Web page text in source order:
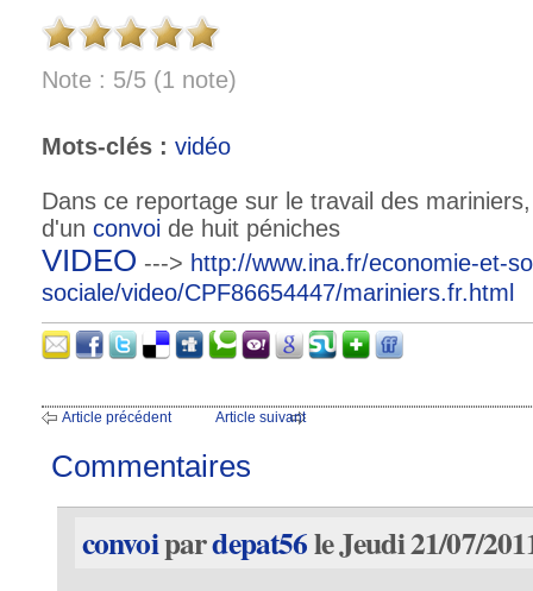
Note : 5/5 (1 note)
Mots-clés : vidéo
Dans ce reportage sur le travail des
d'un convoi de huit péniches
VIDEO ---> http://www.ina.fr/economie-et-
sociale/video/CPF86654447/mariniers.fr.html
Article précédent Article suivant
Commentaires
convoipardepat56le Jeudi 21/07/